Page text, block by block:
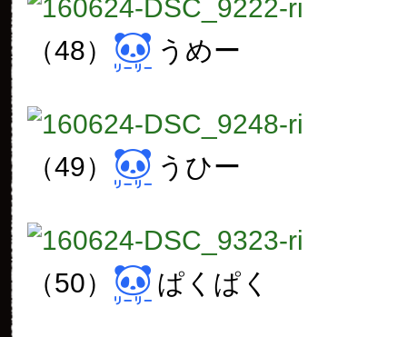
（48） うめー
（49） うひー
（50） ぱくぱく